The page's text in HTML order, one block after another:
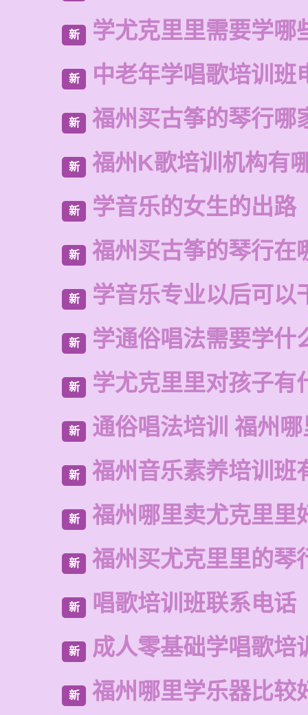
新 学尤克里里需要学哪
新 中老年学唱歌培训班
新 福州买古筝的琴行哪
新 福州K歌培训机构有
新 学音乐的女生的出路
新 福州买古筝的琴行在
新 学音乐专业以后可以
新 学通俗唱法需要学什
新 学尤克里里对孩子有
新 通俗唱法培训 福州
新 福州音乐素养培训班
新 福州哪里卖尤克里里
新 福州买尤克里里的琴
新 唱歌培训班联系电话
新 成人零基础学唱歌培
新 福州哪里学乐器比较